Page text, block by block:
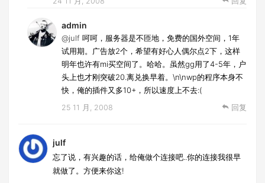
admin
@julf 呵呵，服务器是不匝地，免费的国外空间，1年
试用期。广告放2个，希望有好心人偶尔点2下，这样
明年也许有mi买空间了。哈哈。虽然gg用了4-5年，户
头上也才刚突破20.离兑换早着。\n\nwp的程序本身不
快，俺的插件又多10+，所以速度上不去:(
25 11 月, 2008 回复
julf
忘了说，有兴趣的话，给俺做个连接吧..你的连接我很早
就做了。方便来你这!